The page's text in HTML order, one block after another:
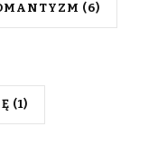
(6)
(1)